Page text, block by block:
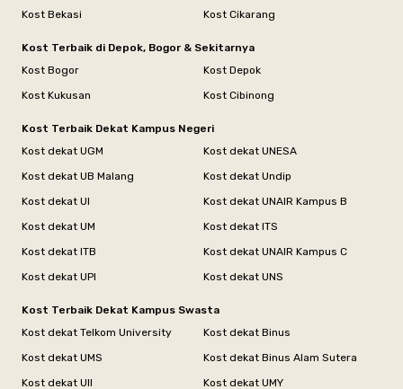
Kost Bekasi
Kost Cikarang
Kost Terbaik di Depok, Bogor & Sekitarnya
Kost Bogor
Kost Depok
Kost Kukusan
Kost Cibinong
Kost Terbaik Dekat Kampus Negeri
Kost dekat UGM
Kost dekat UNESA
Kost dekat UB Malang
Kost dekat Undip
Kost dekat UI
Kost dekat UNAIR Kampus B
Kost dekat UM
Kost dekat ITS
Kost dekat ITB
Kost dekat UNAIR Kampus C
Kost dekat UPI
Kost dekat UNS
Kost Terbaik Dekat Kampus Swasta
Kost dekat Telkom University
Kost dekat Binus
Kost dekat UMS
Kost dekat Binus Alam Sutera
Kost dekat UII
Kost dekat UMY